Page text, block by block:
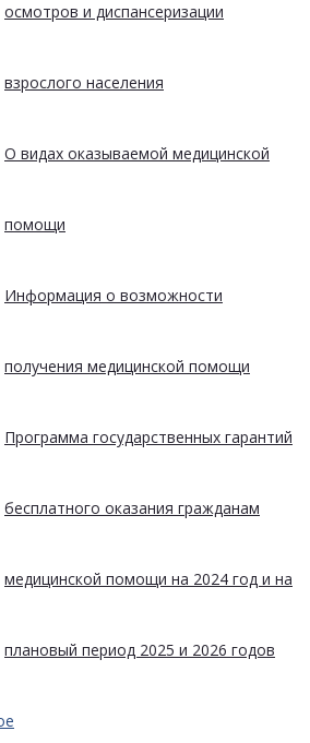
осмотров и диспансеризации
взрослого населения
О видах оказываемой медицинской
помощи
Информация о возможности
получения медицинской помощи
Программа государственных гарантий
бесплатного оказания гражданам
медицинской помощи на 2024 год и на
плановый период 2025 и 2026 годов